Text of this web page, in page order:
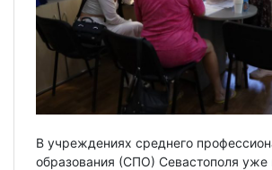
В учреждениях среднего
образования (СПО) Севастополя уже